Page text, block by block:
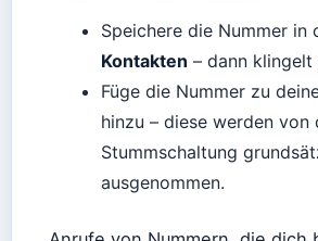
Speichere die Nummer in
Kontakten – dann klingelt
Füge die Nummer zu
hinzu – diese werden von
Stummschaltung
ausgenommen.